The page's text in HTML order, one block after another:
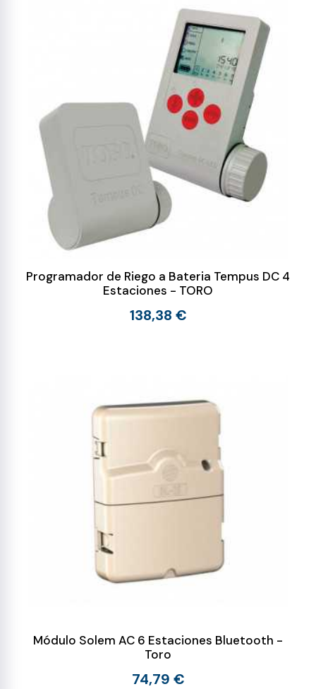
Programador de Riego a Bateria Tempus DC 4
Estaciones - TORO
138,38 €
Módulo Solem AC 6 Estaciones Bluetooth -
Toro
74,79 €